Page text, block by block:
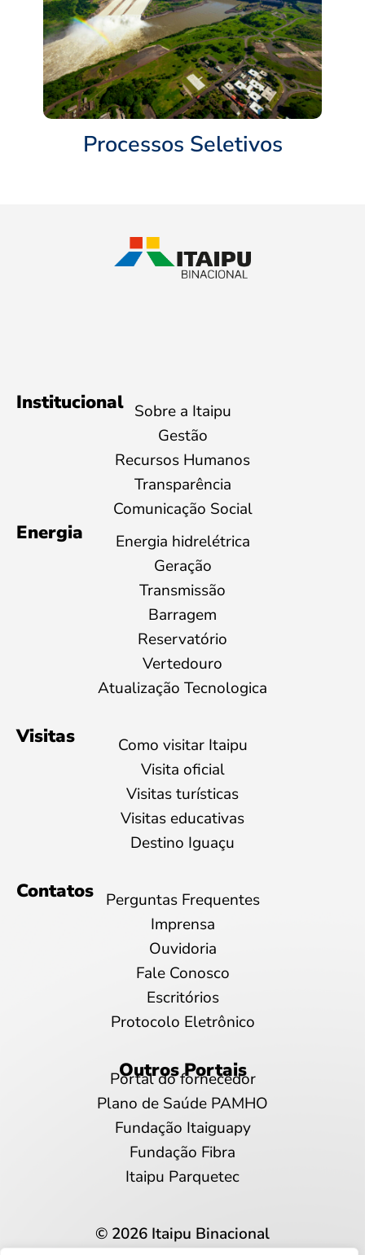
Processos Seletivos
Institucional Sobre a Itaipu
Gestão
Recursos Humanos
Transparência
Comunicação Social
Energia
Energia hidrelétrica
Geração
Transmissão
Barragem
Reservatório
Vertedouro
Atualização Tecnologica
Visitas
Como visitar Itaipu
Visita oficial
Visitas turísticas
Visitas educativas
Destino Iguaçu
Contatos
Perguntas Frequentes
Imprensa
Ouvidoria
Fale Conosco
Escritórios
Protocolo Eletrônico
Outros Portais
Portal do fornecedor
Plano de Saúde PAMHO
Fundação Itaiguapy
Fundação Fibra
Itaipu Parquetec
© 2026 Itaipu Binacional